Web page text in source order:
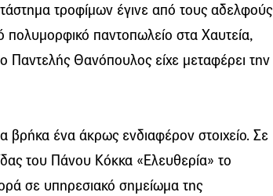
τροφίμων έγινε από τους αδελφούς
παντοπωλείο στα Χαυτεία,
Παντελής Θανόπουλος είχε μεταφέρει την
βρήκα ένα άκρως ενδιαφέρον στοιχείο. Σε
του Πάνου Κόκκα «Ελευθερία» το
σε υπηρεσιακό σημείωμα της